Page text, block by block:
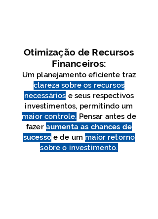
Otimização de Recursos
Financeiros:
Um planejamento eficiente traz
clareza sobre os recursos
necessários e seus respectivos
investimentos, permitindo um
maior controle. Pensar antes de
fazer aumenta as chances de
sucessoe de um maior retorno
sobre o investimento.